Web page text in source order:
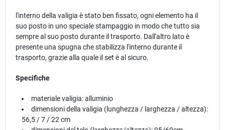
l'interno della valigia è stato ben fissato, ogni elemento ha il
suo posto in uno speciale stampaggio in modo che tutto sia
sempre al suo posto durante il trasporto. Dall'altro lato è
presente una spugna che stabilizza l'interno durante il
trasporto, grazie alla quale il set è al sicuro.
Specifiche
materiale valigia: alluminio
dimensioni della valigia (lunghezza / larghezza / altezza):
56,5 / 7 / 22 cm